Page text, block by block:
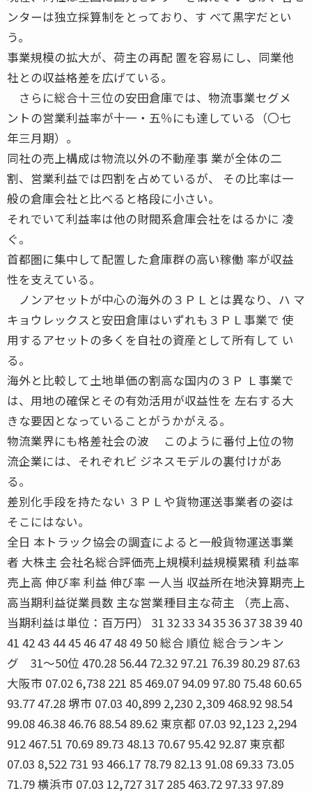
ンターは独立採算制をとっており、す べて黒字だとい
う。
事業規模の拡大が、荷主の再配 置を容易にし、同業他
社との収益格差を広げている。
さらに総合十三位の安田倉庫では、物流事業セグメ
ントの営業利益率が十一・五％にも達している（〇七
年三月期）。
同社の売上構成は物流以外の不動産事 業が全体の二
割、営業利益では四割を占めているが、 その比率は一
般の倉庫会社と比べると格段に小さい。
それでいて利益率は他の財閥系倉庫会社をはるかに 凌
ぐ。
首都圏に集中して配置した倉庫群の高い稼働 率が収益
性を支えている。
ノンアセットが中心の海外の３ＰＬとは異なり、ハ マ
キョウレックスと安田倉庫はいずれも３ＰＬ事業で 使
用するアセットの多くを自社の資産として所有して い
る。
海外と比較して土地単価の割高な国内の３Ｐ Ｌ事業で
は、用地の確保とその有効活用が収益性を 左右する大
きな要因となっていることがうかがえる。
物流業界にも格差社会の波 このように番付上位の物
流企業には、それぞれビ ジネスモデルの裏付けがあ
る。
差別化手段を持たない ３ＰＬや貨物運送事業者の姿は
そこにはない。
全日 本トラック協会の調査によると一般貨物運送事業
者 大株主 会社名総合評価売上規模利益規模累積 利益率
売上高 伸び率 利益 伸び率 一人当 収益所在地決算期売上
高当期利益従業員数 主な営業種目主な荷主 （売上高、
当期利益は単位：百万円） 31 32 33 34 35 36 37 38 39 40
41 42 43 44 45 46 47 48 49 50 総合 順位 総合ランキン
グ 31〜50位 470.28 56.44 72.32 97.21 76.39 80.29 87.63
大阪市 07.02 6,738 221 85 469.07 94.09 97.80 75.48 60.65
93.77 47.28 堺市 07.03 40,899 2,230 2,309 468.92 98.54
99.08 46.38 46.76 88.54 89.62 東京都 07.03 92,123 2,294
912 467.51 70.69 89.73 48.13 70.67 95.42 92.87 東京都
07.03 8,522 731 93 466.17 78.79 82.13 91.08 69.33 73.05
71.79 横浜市 07.03 12,727 317 285 463.72 97.33 97.89